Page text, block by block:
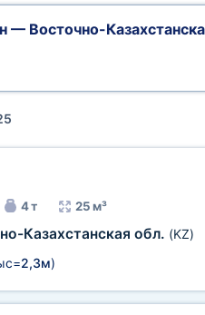
— Восточно-
4 т 25 м³
Казахстанская обл. (KZ)
2,3м)